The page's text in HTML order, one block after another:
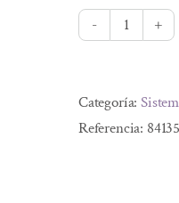
APROLIS
100g
cantidad
Categoría:
Referencia: